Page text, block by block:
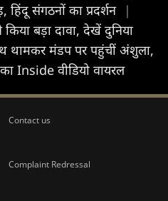
संगठनों का प्रदर्शन |
बड़ा दावा, देखें दुनिया
थामकर मंडप पर पहुंचीं अंशुला,
Inside वीडियो वायरल
Contact us
Complaint Redressal